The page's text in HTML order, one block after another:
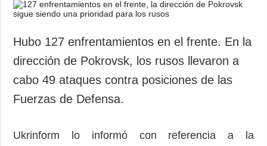
Economía
Sociedad y
Cultura
Deportes
Crimen
emergencias
Política de
protección de
Hubo 127 enfrentamientos en el frente. En la
dirección de Pokrovsk, los rusos llevaron a
cabo 49 ataques contra posiciones de las
Fuerzas de Defensa.
Ukrinform lo informó con referencia a la